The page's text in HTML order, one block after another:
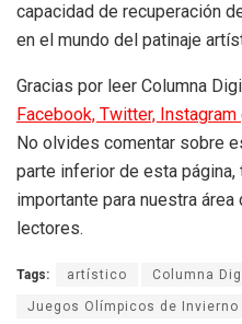
capacidad de recuperación
en el mundo del patinaje
Gracias por leer Columna
Facebook, Twitter, Instagram
No olvides comentar sobre
parte inferior de esta
importante para nuestra
lectores.
Tags: artístico Columna
Juegos Olímpicos de Invierno